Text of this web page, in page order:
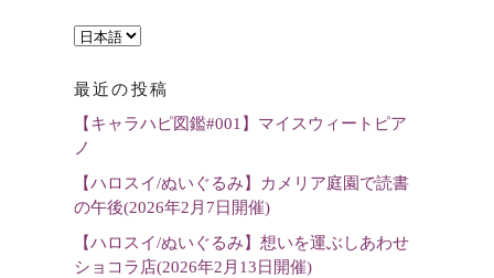
言
を
選
最近の投稿
【キャラハピ図鑑#001】マイスウィートピア
ノ
【ハロスイ/ぬいぐるみ】カメリア庭園で読書
の午後(2026年2月7日開催)
【ハロスイ/ぬいぐるみ】想いを運ぶしあわせ
ショコラ店(2026年2月13日開催)